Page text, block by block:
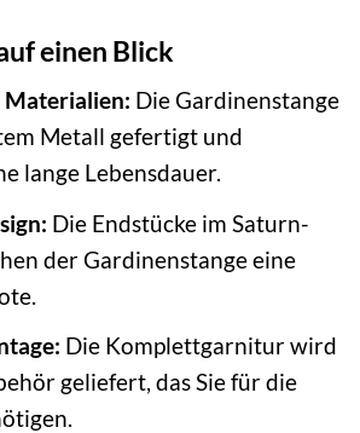
einen Blick
Die Gardinenstange
Metall gefertigt und
lange Lebensdauer.
Die Endstücke im Saturn-
der Gardinenstange eine
Die Komplettgarnitur wird
geliefert, das Sie für die